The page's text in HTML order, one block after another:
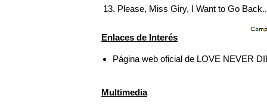
13. Please, Miss Giry, I Want to Go
Enlaces de Interés
Página web oficial de LOVE NEVER
Multimedia